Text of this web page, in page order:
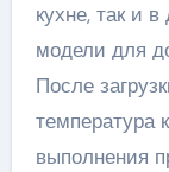
кухне, так и
модели для
После
температура
выполнения